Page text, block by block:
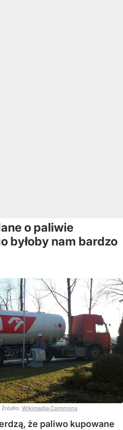
o paliwie
byłoby nam bardzo
Źródło: Wikimedia Commons
że paliwo kupowane